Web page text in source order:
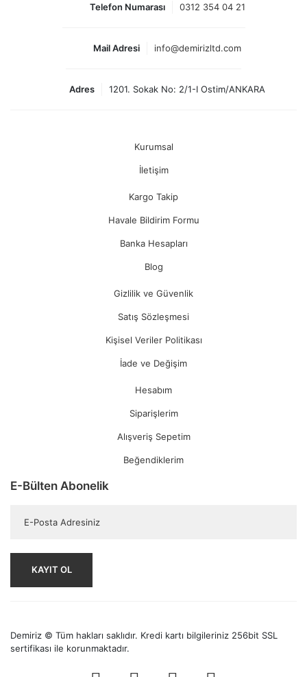
Telefon Numarası 0312 354 04 21
Mail Adresi info@demirizltd.com
Adres 1201. Sokak No: 2/1-I Ostim/ANKARA
Kurumsal
İletişim
Kargo Takip
Havale Bildirim Formu
Banka Hesapları
Blog
Gizlilik ve Güvenlik
Satış Sözleşmesi
Kişisel Veriler Politikası
İade ve Değişim
Hesabım
Siparişlerim
Alışveriş Sepetim
Beğendiklerim
E-Bülten Abonelik
KAYIT OL
Demiriz © Tüm hakları saklıdır. Kredi kartı bilgileriniz 256bit SSL
sertifikası ile korunmaktadır.